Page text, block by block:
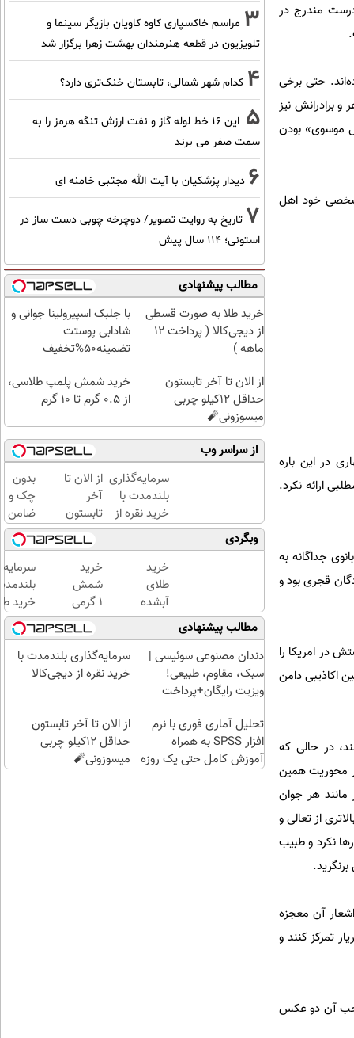
مندرج در
شاعر درج کرده‌اند. حتی برخی
برادرانش نیز
موسوی» بودن
شخصی خود اهل
در این باره
ارائه نکرد.
جداگانه به
قجری بود و
در امریکا را
اکاذیبی دامن
در حالی که
محوریت همین
هر جوان
از تعالی و
نکرد و طبیب
آن معجزه
تمرکز کنند و
صاحب آن دو عکس
3 مراسم خاکسپاری کاوه کاویان بازیگر سینما و
تلویزیون در قطعه هنرمندان بهشت زهرا برگزار شد
4 کدام شهر شمالی، تابستان خنک‌تری دارد؟
5
این 16 خط لوله گاز و نفت ارزش تنگه هرمز را به
سمت صفر می برند
6 دیدار پزشکیان با آیت الله مجتبی خامنه ای
7 تاریخ به روایت تصویر/ دوچرخه چوبی دست ساز در
استونی؛ 114 سال پیش
مطالب پیشنهادی
خرید طلا به صورت قسطی
از دیجی‌کالا ( پرداخت 12
ماهه )
با جلبک اسپیرولینا جوانی و
شادابی پوستت
تضمینه50%تخفیف
از الان تا آخر تابستون
حداقل 12کیلو چربی
میسوزونی🧨
خرید شمش پلمپ طلاسی،
از ۰.۵ گرم تا ۱۰ گرم
از سراسر وب
سرمایه‌گذاری
بلندمدت با
خرید نقره از
دیجی‌کالا
از الان تا
آخر
تابستون
حداقل
12کیلو
چربی
میسوزونی
🧨
بدون
چک و
ضامن
تا 100
میلیون
اعتبار
خرید
طلا
بگیر!
وبگردی
خرید
طلای
آبشده
حتی با
۱۰۰هزارتومان
خرید
شمش
1 گرمی
از
طلاسی
خرید
مطالب پیشنهادی
دندان مصنوعی سوئیسی |
سبک، مقاوم، طبیعی!
ویزیت رایگان+پرداخت
سرمایه‌گذاری بلندمدت با
خرید نقره از دیجی‌کالا
تحلیل آماری فوری با نرم
افزار SPSS به همراه
آموزش کامل حتی یک روزه
از الان تا آخر تابستون
حداقل 12کیلو چربی
میسوزونی🧨